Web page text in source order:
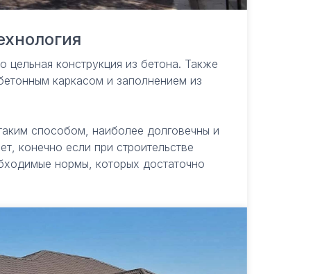
конструкция из бетона. Также
каркасом и заполнением из
способом, наиболее долговечны и
конечно если при строительстве
нормы, которых достаточно